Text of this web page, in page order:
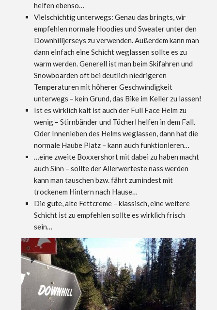
helfen ebenso…
Vielschichtig unterwegs: Genau das bringts, wir
empfehlen normale Hoodies und Sweater unter den
Downhilljerseys zu verwenden. Außerdem kann man
dann einfach eine Schicht weglassen sollte es zu
warm werden. Generell ist man beim Skifahren und
Snowboarden oft bei deutlich niedrigeren
Temperaturen mit höherer Geschwindigkeit
unterwegs – kein Grund, das Bike im Keller zu lassen!
Ist es wirklich kalt ist auch der Full Face Helm zu
wenig – Stirnbänder und Tücherl helfen in dem Fall.
Oder Innenleben des Helms weglassen, dann hat die
normale Haube Platz – kann auch funktionieren…
…eine zweite Boxxershort mit dabei zu haben macht
auch Sinn – sollte der Allerwerteste nass werden
kann man tauschen bzw. fährt zumindest mit
trockenem Hintern nach Hause…
Die gute, alte Fettcreme – klassisch, eine weitere
Schicht ist zu empfehlen sollte es wirklich frisch
sein…